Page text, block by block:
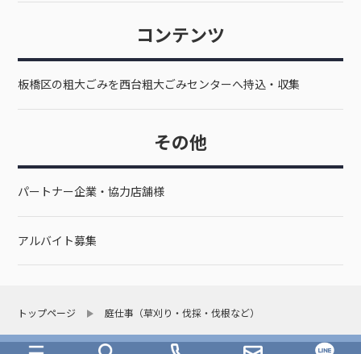
コンテンツ
板橋区の粗大ごみを西台粗大ごみセンターへ持込・収集
その他
パートナー企業・協力店舗様
アルバイト募集
トップページ 庭仕事（草刈り・伐採・伐根など）